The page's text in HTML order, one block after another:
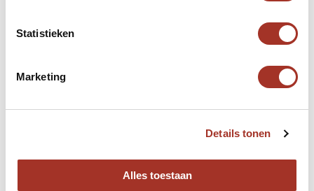
Statistieken
Marketing
Details tonen
Alles toestaan